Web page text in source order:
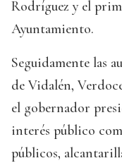
Rodríguez y el
Ayuntamiento.
Seguidamente las
de Vidalén,
el gobernador
interés público
públicos,